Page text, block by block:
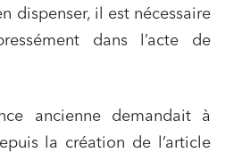
dispenser, il est nécessaire
dans l’acte de
ancienne demandait à
la création de l’article